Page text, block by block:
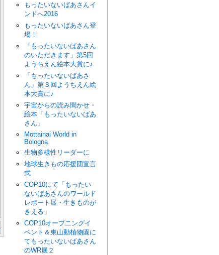
もったいないばあさんイ
ンドへ2016
もったいないばあさん登
場！
「もったいないばあさん
のいただきます」第5回
ようちえん絵本大賞に♪
「もったいないばあさ
ん」第３回ようちえん絵
本大賞に♪
宇宙からの読み聞かせ・
絵本「もったいないばあ
さん」
Mottainai World in
Bologna
生物多様性リーダーに
地球生きもの応援団宣言
式
COP10にて「もったい
ないばあさんのワールド
レポート展・生きものが
きえる」
COP10オープニングイ
ベント＆東山動植物園に
てもったいないばあさん
のWR展２